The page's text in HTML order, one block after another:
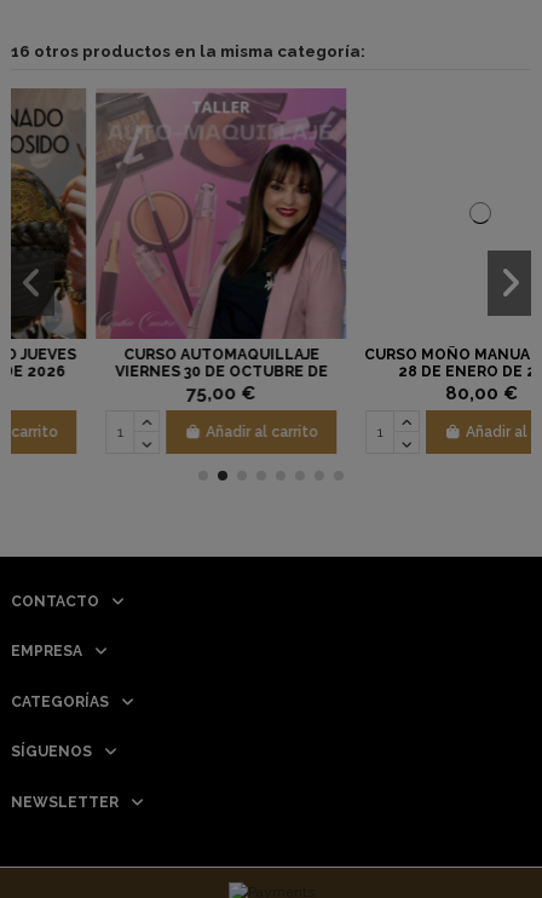
16 otros productos en la misma categoría:
DE
CURSO MOÑO MANUAL JUEVES
28 DE ENERO DE 2027
80,00 €
Añadir al carrito
CURSO NIVEL EXPERTO
MARTES 22 DE
2026
200,00 €
Añadir al
CONTACTO
EMPRESA
CATEGORÍAS
SÍGUENOS
NEWSLETTER